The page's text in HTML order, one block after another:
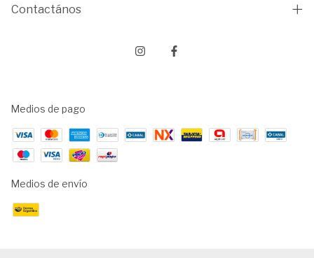
Contactános
Medios de pago
Medios de envío